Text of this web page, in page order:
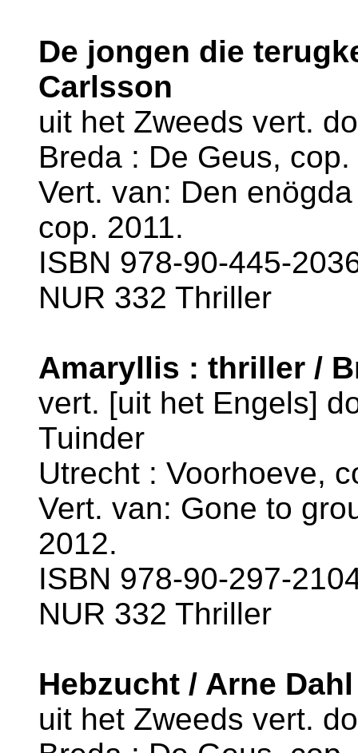
De jongen die
Carlsson
uit het Zweeds vert.
Breda : De Geus,
Vert. van: Den
cop. 2011.
ISBN 978-90-445-
NUR 332 Thriller
Amaryllis : thriller /
vert. [uit het Engels]
Tuinder
Utrecht : Voorhoeve,
Vert. van: Gone to
2012.
ISBN 978-90-297-
NUR 332 Thriller
Hebzucht / Arne Dahl
uit het Zweeds vert.